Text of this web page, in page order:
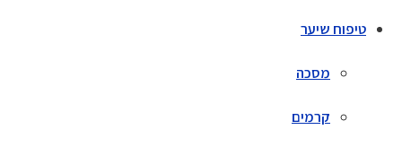
טיפוח שיער
מסכה
קרמים